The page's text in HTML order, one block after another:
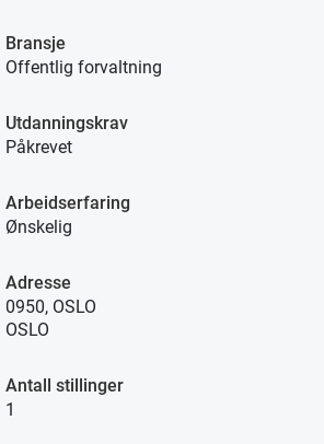
Bransje
Offentlig forvaltning
Utdanningskrav
Påkrevet
Arbeidserfaring
Ønskelig
Adresse
0950, OSLO
OSLO
Antall stillinger
1